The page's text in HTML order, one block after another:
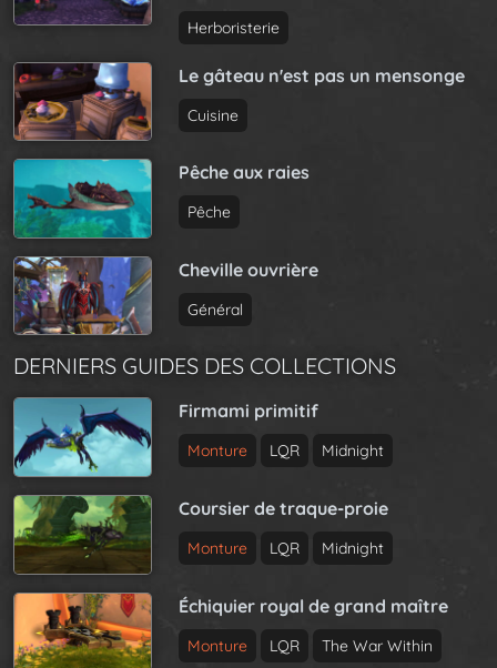
Herboristerie
Le gâteau n'est pas un mensonge
Cuisine
Pêche aux raies
Pêche
Cheville ouvrière
Général
DERNIERS GUIDES DES COLLECTIONS
Firmami primitif
Monture LQR Midnight
Coursier de traque-proie
Monture LQR Midnight
Échiquier royal de grand maître
Monture LQR The War Within